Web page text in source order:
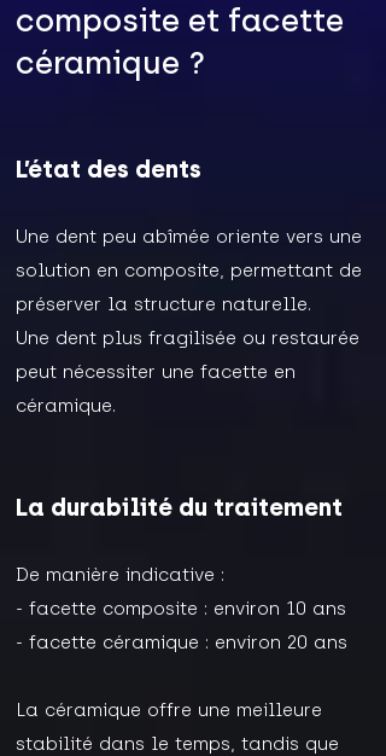
composite et facette
céramique ?
L’état des dents
Une dent peu abîmée oriente vers une
solution en composite, permettant de
préserver la structure naturelle.
Une dent plus fragilisée ou restaurée
peut nécessiter une facette en
céramique.
La durabilité du traitement
De manière indicative :
- facette composite : environ 10 ans
- facette céramique : environ 20 ans
La céramique offre une meilleure
stabilité dans le temps, tandis que